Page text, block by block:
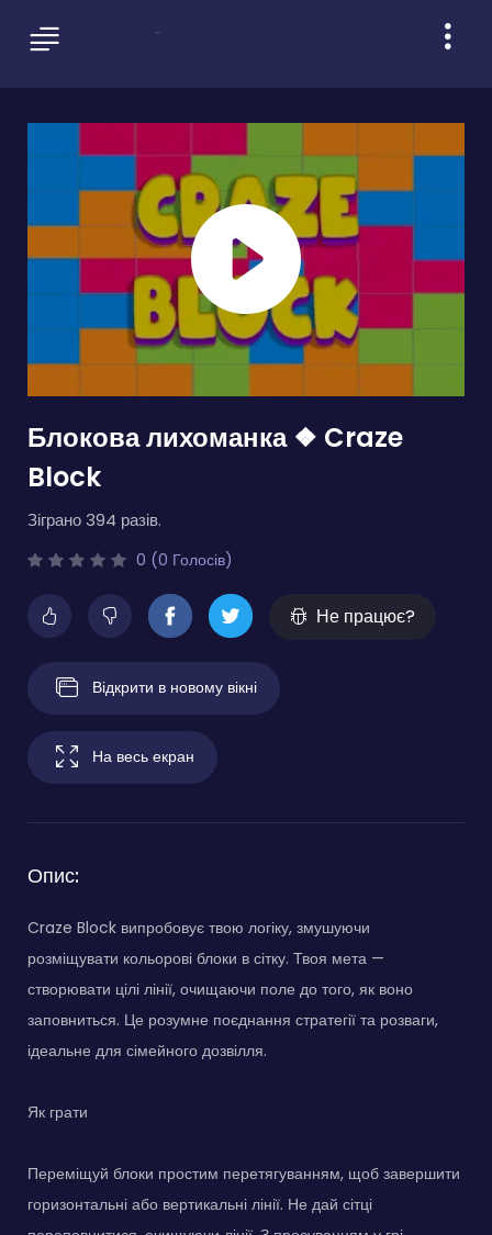
Блокова лихоманка ❖ Craze
Block
Зіграно 394 разів.
0 (0 Голосів)
Не працює?
Відкрити в новому вікні
На весь екран
Опис:
Craze Block випробовує твою логіку, змушуючи
розміщувати кольорові блоки в сітку. Твоя мета —
створювати цілі лінії, очищаючи поле до того, як воно
заповниться. Це розумне поєднання стратегії та розваги,
ідеальне для сімейного дозвілля.
Як грати
Переміщуй блоки простим перетягуванням, щоб завершити
горизонтальні або вертикальні лінії. Не дай сітці